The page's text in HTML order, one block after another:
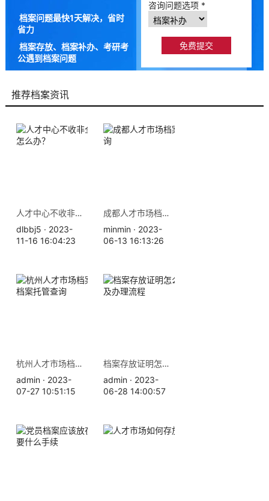
档案问题最快1天解决，省时
省力
档案存放、档案补办、考研考
公遇到档案问题
咨询问题选项 *
推荐档案资讯
人才中心不收非全日制档案怎么办？
dlbbj5 · 2023-
11-16 16:04:23
成都人才市场档案存放地查询
minmin · 2023-
06-13 16:13:26
杭州人才市场档案存放地址 档案托管查询
admin · 2023-
07-27 10:51:15
档案存放证明怎么开，材料及办理流程
admin · 2023-
06-28 14:00:57